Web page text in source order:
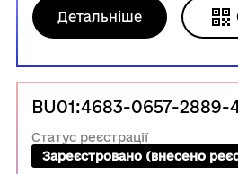
Детальніше
BU01:4683-0657-2889-
Статус реєстрації
Зареєстровано (внесено